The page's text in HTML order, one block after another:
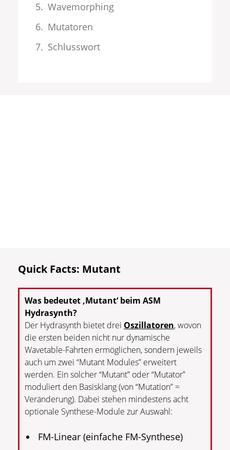
Wavemorphing
Mutatoren
Schlusswort
Quick Facts: Mutant
Was bedeutet ‚Mutant‘ beim ASM
Hydrasynth?
Der Hydrasynth bietet drei Oszillatoren, wovon
die ersten beiden nicht nur dynamische
Wavetable-Fahrten ermöglichen, sondern jeweils
auch um zwei “Mutant Modules” erweitert
werden. Ein solcher “Mutant” oder “Mutator”
moduliert den Basisklang (von “Mutation” =
Veränderung). Dabei stehen mindestens acht
optionale Synthese-Module zur Auswahl:
FM-Linear (einfache FM-Synthese)